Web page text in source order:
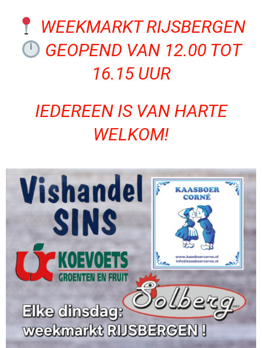
WEEKMARKT RIJSBERGEN
GEOPEND VAN 12.00 TOT
16.15 UUR
IEDEREEN IS VAN HARTE
WELKOM!